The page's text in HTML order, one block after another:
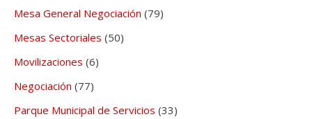
Mesa General Negociación (79)
Mesas Sectoriales (50)
Movilizaciones (6)
Negociación (77)
Parque Municipal de Servicios (33)